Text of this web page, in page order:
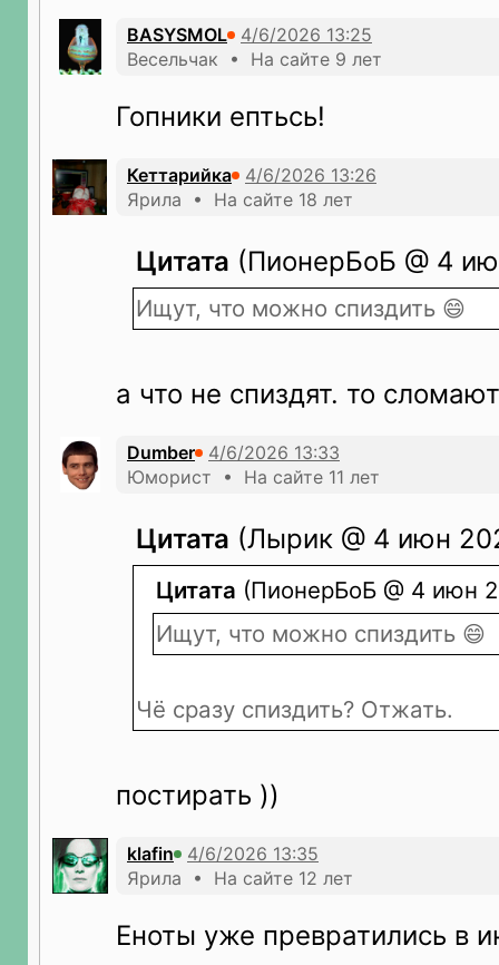
BASYSMOL
Весельчак • На сайте 9 лет
Гопники ептьсь!
Кеттарийка
Ярила • На сайте 18 лет
Цитата (ПионерБоБ @ 4
Ищут, что можно спиздить 😄
а что не спиздят. то
Dumber
Юморист • На сайте 11 лет
Цитата (Лырик @ 4 июн
Цитата (ПионерБоБ @ 4 июн
Ищут, что можно спиздить 😄
Чё сразу спиздить? Отжать.
постирать ))
klafin
Ярила • На сайте 12 лет
Еноты уже превратились в